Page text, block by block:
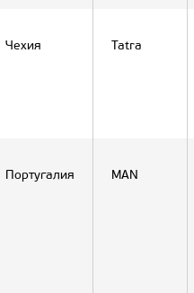
Чехия Tatra
Португалия MAN